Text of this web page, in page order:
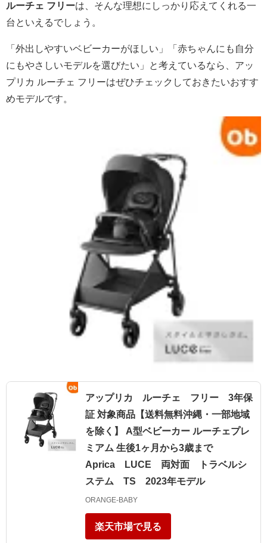
ルーチェ フリーは、そんな理想にしっかり応えてくれる一
台といえるでしょう。
「外出しやすいベビーカーがほしい」「赤ちゃんにも自分
にもやさしいモデルを選びたい」と考えているなら、アッ
プリカ ルーチェ フリーはぜひチェックしておきたいおすす
めモデルです。
アップリカ ルーチェ フリー 3年保
証 対象商品【送料無料沖縄・一部地域
を除く】 A型ベビーカー ルーチェプレ
ミアム 生後1ヶ月から3歳まで
Aprica LUCE 両対面 トラベルシ
ステム TS 2023年モデル
ORANGE-BABY
楽天市場で見る